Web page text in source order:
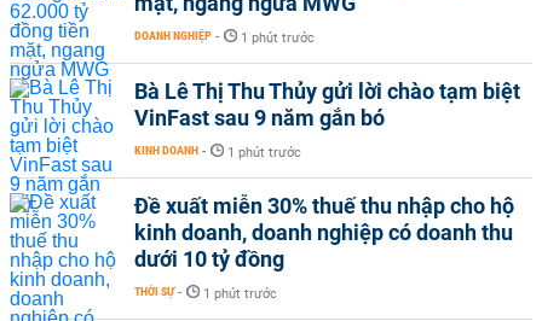
DOANH NGHIỆP - 1 phút trước
Bà Lê Thị Thu Thủy gửi lời chào tạm biệt
VinFast sau 9 năm gắn bó
KINH DOANH - 1 phút trước
Đề xuất miễn 30% thuế thu nhập cho hộ
kinh doanh, doanh nghiệp có doanh thu
dưới 10 tỷ đồng
THỜI SỰ - 1 phút trước